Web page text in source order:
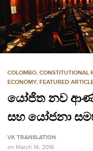
n
t
e
COLOMBO, CONSTITUTIONAL
ECONOMY, FEATURED
යෝජිත නව
සහ යෝජනා
VK TRANSLATION
on March 14, 2016